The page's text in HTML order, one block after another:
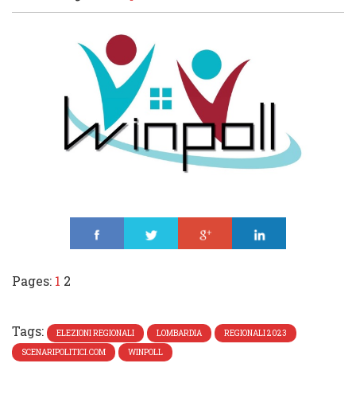
Pages: 1 2
Tags: ELEZIONI REGIONALI LOMBARDIA
REGIONALI 2023
SCENARIPOLITICI.COM
WINPOLL